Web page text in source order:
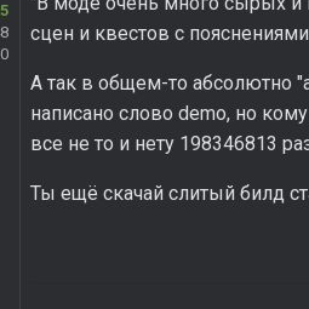
сцен и квестов с пояснениями
А так в общем-то абсолютно
написано слово demo, но
все не то и нету 198346813
Ты ещё скачай слитый билд